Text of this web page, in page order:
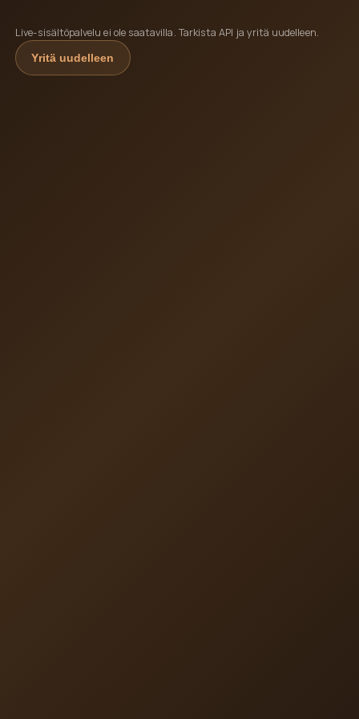
Live-sisältöpalvelu ei ole saatavilla. Tarkista API ja yritä uudelleen.
Yritä uudelleen